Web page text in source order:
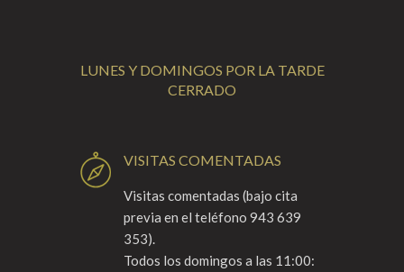
LUNES Y DOMINGOS POR LA TARDE
CERRADO
VISITAS COMENTADAS
Visitas comentadas (bajo cita
previa en el teléfono 943 639
353).
Todos los domingos a las 11:00: